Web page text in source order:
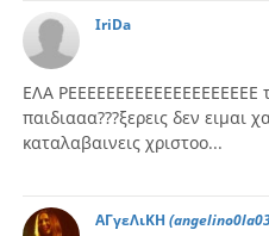
IriDa
ΕΛΑ ΡΕΕΕΕΕΕΕΕΕΕΕΕΕΕΕΕΕΕΕΕ
παιδιααα???ξερεις δεν ειμαι
καταλαβαινεις χριστοο...
ΑΓγεΛιΚΗ